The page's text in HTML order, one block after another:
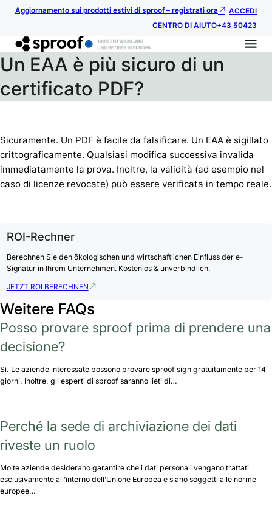
Aggiornamento sui prodotti estivi di sproof – registrati ora
ACCEDI
CENTRO DI AIUTO+43 50423
Un EAA è più sicuro di un
certificato PDF?
Sicuramente. Un PDF è facile da falsificare. Un EAA è sigillato
crittograficamente. Qualsiasi modifica successiva invalida
immediatamente la prova. Inoltre, la validità (ad esempio nel
caso di licenze revocate) può essere verificata in tempo reale.
ROI-Rechner
Berechnen Sie den ökologischen und wirtschaftlichen Einfluss der e-
Signatur in Ihrem Unternehmen. Kostenlos & unverbindlich.
JETZT ROI BERECHNEN
Weitere FAQs
Posso provare sproof prima di prendere una
decisione?
Sì. Le aziende interessate possono provare sproof sign gratuitamente per 14
giorni. Inoltre, gli esperti di sproof saranno lieti di…
Perché la sede di archiviazione dei dati
riveste un ruolo
Molte aziende desiderano garantire che i dati personali vengano trattati
esclusivamente all’interno dell’Unione Europea e siano soggetti alle norme
europee…